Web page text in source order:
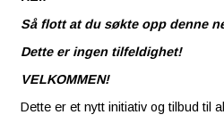
Så flott at du søkte opp denne
Dette er ingen tilfeldighet!
VELKOMMEN!
Dette er et nytt initiativ og tilbud til